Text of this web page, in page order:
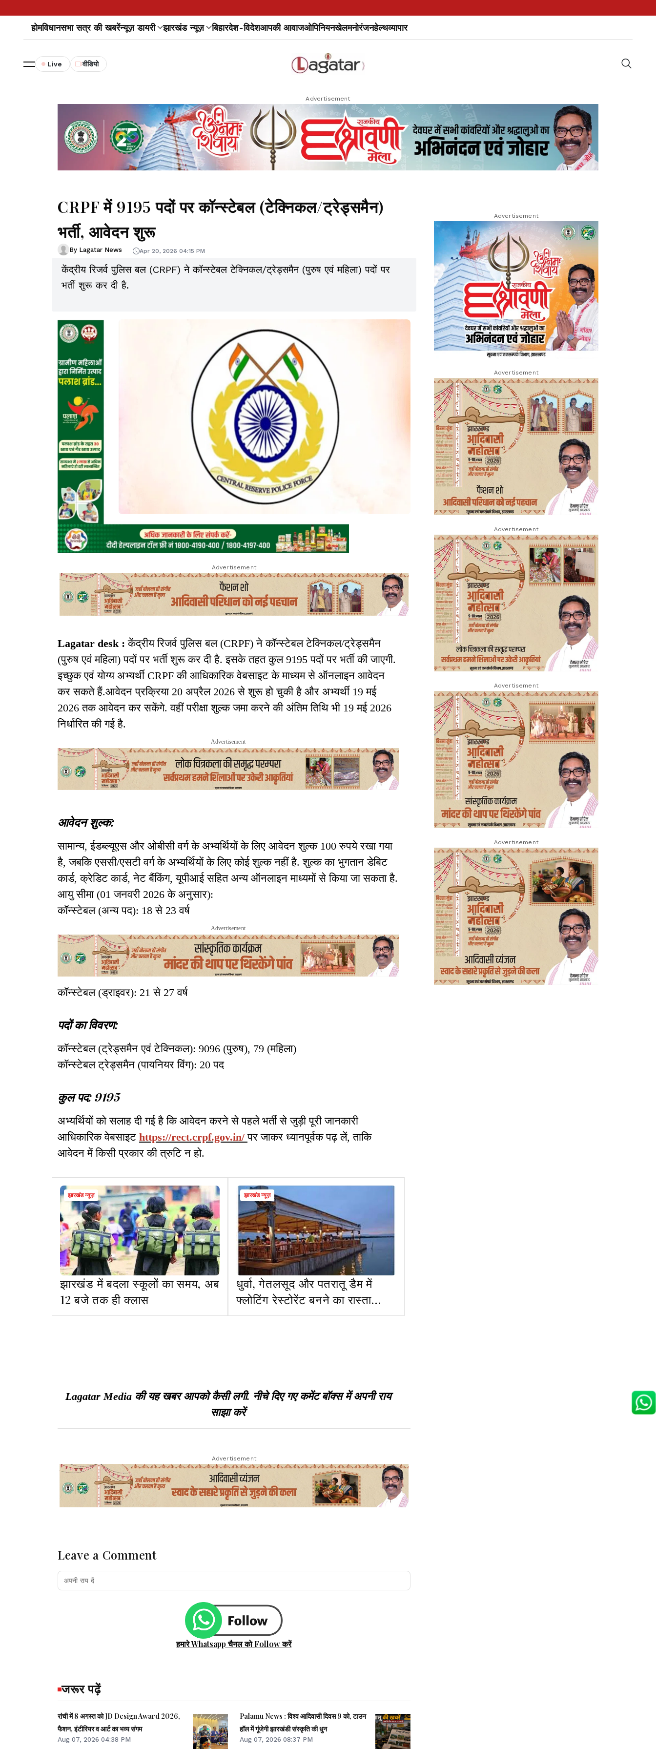
होमविधानसभा सत्र की खबरेंन्यूज़ डायरी झारखंड न्यूज़ बिहारदेश-विदेशआपकी आवाजओपिनियनखेलमनोरंजनहेल्थव्यापार
Live वीडियो
Advertisement
CRPF में 9195 पदों पर कॉन्स्टेबल (टेक्निकल/ट्रेड्समैन)
भर्ती, आवेदन शुरू
By Lagatar News Apr 20, 2026 04:15 PM
केंद्रीय रिजर्व पुलिस बल (CRPF) ने कॉन्स्टेबल टेक्निकल/ट्रेड्समैन (पुरुष एवं महिला) पदों पर
भर्ती शुरू कर दी है.
Advertisement
Lagatar desk :केंद्रीय रिजर्व पुलिस बल (CRPF) ने कॉन्स्टेबल टेक्निकल/ट्रेड्समैन
(पुरुष एवं महिला) पदों पर भर्ती शुरू कर दी है. इसके तहत कुल 9195 पदों पर भर्ती की जाएगी.
इच्छुक एवं योग्य अभ्यर्थी CRPF की आधिकारिक वेबसाइट के माध्यम से ऑनलाइन आवेदन
कर सकते हैं.आवेदन प्रक्रिया 20 अप्रैल 2026 से शुरू हो चुकी है और अभ्यर्थी 19 मई
2026 तक आवेदन कर सकेंगे. वहीं परीक्षा शुल्क जमा करने की अंतिम तिथि भी 19 मई 2026
निर्धारित की गई है.
Advertisement
आवेदन शुल्क:
सामान्य, ईडब्ल्यूएस और ओबीसी वर्ग के अभ्यर्थियों के लिए आवेदन शुल्क 100 रुपये रखा गया
है, जबकि एससी/एसटी वर्ग के अभ्यर्थियों के लिए कोई शुल्क नहीं है. शुल्क का भुगतान डेबिट
कार्ड, क्रेडिट कार्ड, नेट बैंकिंग, यूपीआई सहित अन्य ऑनलाइन माध्यमों से किया जा सकता है.
आयु सीमा (01 जनवरी 2026 के अनुसार):
कॉन्स्टेबल (अन्य पद): 18 से 23 वर्ष
Advertisement
कॉन्स्टेबल (ड्राइवर): 21 से 27 वर्ष
पदों का विवरण:
कॉन्स्टेबल (ट्रेड्समैन एवं टेक्निकल): 9096 (पुरुष), 79 (महिला)
कॉन्स्टेबल ट्रेड्समैन (पायनियर विंग): 20 पद
कुल पद: 9195
अभ्यर्थियों को सलाह दी गई है कि आवेदन करने से पहले भर्ती से जुड़ी पूरी जानकारी
आधिकारिक वेबसाइट https://rect.crpf.gov.in/ पर जाकर ध्यानपूर्वक पढ़ लें, ताकि
आवेदन में किसी प्रकार की त्रुटि न हो.
झारखंड न्यूज़
झारखंड में बदला स्कूलों का समय, अब
12 बजे तक ही क्लास
झारखंड न्यूज़
धुर्वा, गेतलसूद और पतरातू डैम में
फ्लोटिंग रेस्टोरेंट बनने का रास्ता
साफ, हाई कोर्ट से टेंडर विवाद खारिज
Lagatar Media की यह खबर आपको कैसी लगी. नीचे दिए गए कमेंट बॉक्स में अपनी राय
साझा करें
Advertisement
Leave a Comment
हमारे Whatsapp चैनल को Follow करें
जरूर पढ़ें
रांची में 8 अगस्त को JD Design Award 2026,
फैशन, इंटीरियर व आर्ट का भव्य संगम
Aug 07, 2026 04:38 PM
Palamu News : विश्व आदिवासी दिवस 9 को, टाउन
हॉल में गूंजेगी झारखंडी संस्कृति की धुन
Aug 07, 2026 08:37 PM
Advertisement
Advertisement
Advertisement
Advertisement
Advertisement